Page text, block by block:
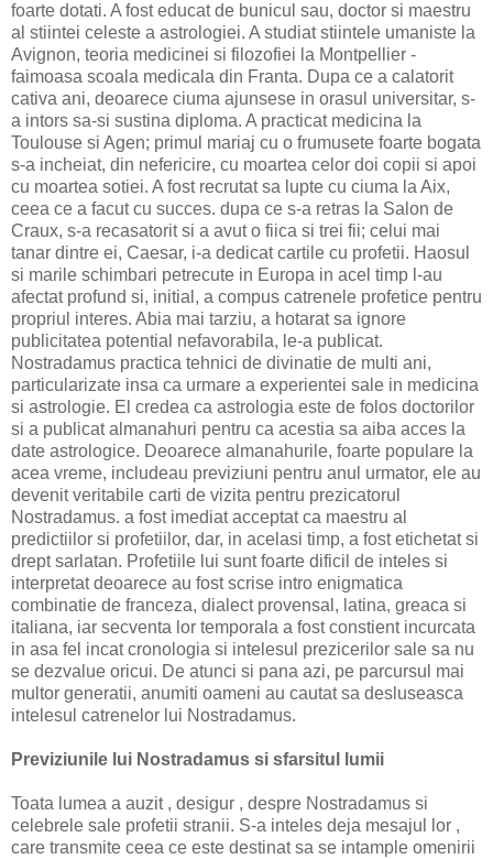
foarte dotati. A fost educat de bunicul sau, doctor si maestru
al stiintei celeste a astrologiei. A studiat stiintele umaniste la
Avignon, teoria medicinei si filozofiei la Montpellier -
faimoasa scoala medicala din Franta. Dupa ce a calatorit
cativa ani, deoarece ciuma ajunsese in orasul universitar, s-
a intors sa-si sustina diploma. A practicat medicina la
Toulouse si Agen; primul mariaj cu o frumusete foarte bogata
s-a incheiat, din nefericire, cu moartea celor doi copii si apoi
cu moartea sotiei. A fost recrutat sa lupte cu ciuma la Aix,
ceea ce a facut cu succes. dupa ce s-a retras la Salon de
Craux, s-a recasatorit si a avut o fiica si trei fii; celui mai
tanar dintre ei, Caesar, i-a dedicat cartile cu profetii. Haosul
si marile schimbari petrecute in Europa in acel timp l-au
afectat profund si, initial, a compus catrenele profetice pentru
propriul interes. Abia mai tarziu, a hotarat sa ignore
publicitatea potential nefavorabila, le-a publicat.
Nostradamus practica tehnici de divinatie de multi ani,
particularizate insa ca urmare a experientei sale in medicina
si astrologie. El credea ca astrologia este de folos doctorilor
si a publicat almanahuri pentru ca acestia sa aiba acces la
date astrologice. Deoarece almanahurile, foarte populare la
acea vreme, includeau previziuni pentru anul urmator, ele au
devenit veritabile carti de vizita pentru prezicatorul
Nostradamus. a fost imediat acceptat ca maestru al
predictiilor si profetiilor, dar, in acelasi timp, a fost etichetat si
drept sarlatan. Profetiile lui sunt foarte dificil de inteles si
interpretat deoarece au fost scrise intro enigmatica
combinatie de franceza, dialect provensal, latina, greaca si
italiana, iar secventa lor temporala a fost constient incurcata
in asa fel incat cronologia si intelesul prezicerilor sale sa nu
se dezvalue oricui. De atunci si pana azi, pe parcursul mai
multor generatii, anumiti oameni au cautat sa desluseasca
intelesul catrenelor lui Nostradamus.
Previziunile lui Nostradamus si sfarsitul lumii
Toata lumea a auzit , desigur , despre Nostradamus si
celebrele sale profetii stranii. S-a inteles deja mesajul lor ,
care transmite ceea ce este destinat sa se intample omenirii